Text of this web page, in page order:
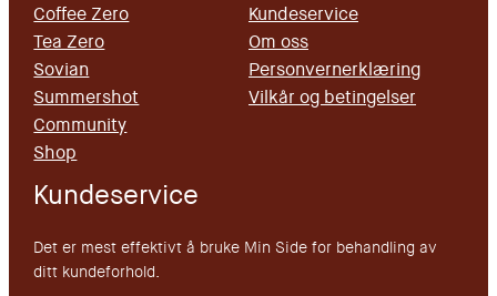
Coffee Zero
Tea Zero
Sovian
Summershot
Community
Shop
Kundeservice
Om oss
Personvernerklæring
Vilkår og betingelser
Kundeservice
Det er mest effektivt å bruke Min Side for behandling av
ditt kundeforhold.